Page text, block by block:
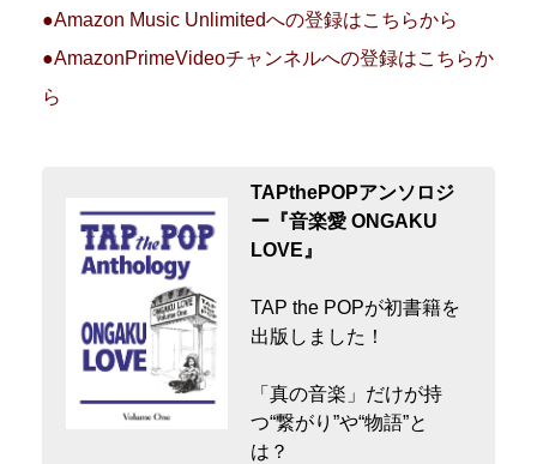
●Amazon Music Unlimitedへの登録はこちらから
●AmazonPrimeVideoチャンネルへの登録はこちらか
ら
TAPthePOPアンソロジ
ー『音楽愛 ONGAKU
LOVE』
TAP the POPが初書籍を
出版しました！
「真の音楽」だけが持
つ“繋がり”や“物語”と
は？